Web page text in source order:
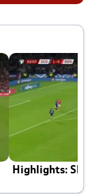
Highlights: